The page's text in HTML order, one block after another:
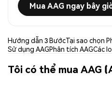
Mua AAG ngay bây
Hướng dẫn 3 BướcTại sao chọn
Sử dụng AAGPhân tích AAGCác
Tôi có thể mua AAG